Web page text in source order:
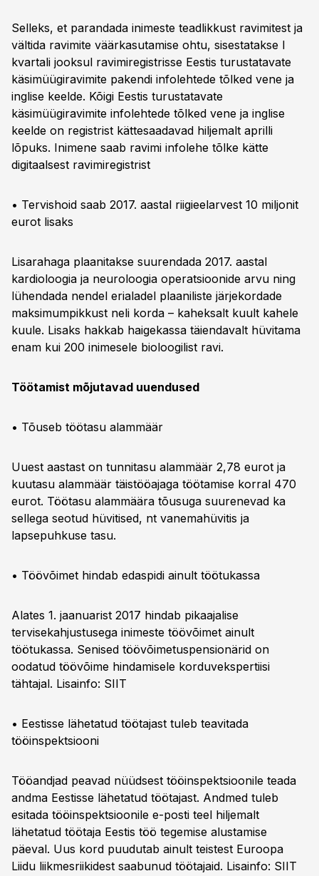
Selleks, et parandada inimeste teadlikkust ravimitest ja
vältida ravimite väärkasutamise ohtu, sisestatakse I
kvartali jooksul ravimiregistrisse Eestis turustatavate
käsimüügiravimite pakendi infolehtede tõlked vene ja
inglise keelde. Kõigi Eestis turustatavate
käsimüügiravimite infolehtede tõlked vene ja inglise
keelde on registrist kättesaadavad hiljemalt aprilli
lõpuks. Inimene saab ravimi infolehe tõlke kätte
digitaalsest ravimiregistrist
• Tervishoid saab 2017. aastal riigieelarvest 10 miljonit
eurot lisaks
Lisarahaga plaanitakse suurendada 2017. aastal
kardioloogia ja neuroloogia operatsioonide arvu ning
lühendada nendel erialadel plaaniliste järjekordade
maksimumpikkust neli korda – kaheksalt kuult kahele
kuule. Lisaks hakkab haigekassa täiendavalt hüvitama
enam kui 200 inimesele bioloogilist ravi.
Töötamist mõjutavad uuendused
• Tõuseb töötasu alammäär
Uuest aastast on tunnitasu alammäär 2,78 eurot ja
kuutasu alammäär täistööajaga töötamise korral 470
eurot. Töötasu alammäära tõusuga suurenevad ka
sellega seotud hüvitised, nt vanemahüvitis ja
lapsepuhkuse tasu.
• Töövõimet hindab edaspidi ainult töötukassa
Alates 1. jaanuarist 2017 hindab pikaajalise
tervisekahjustusega inimeste töövõimet ainult
töötukassa. Senised töövõimetuspensionärid on
oodatud töövõime hindamisele korduvekspertiisi
tähtajal. Lisainfo: SIIT
• Eestisse lähetatud töötajast tuleb teavitada
tööinspektsiooni
Tööandjad peavad nüüdsest tööinspektsioonile teada
andma Eestisse lähetatud töötajast. Andmed tuleb
esitada tööinspektsioonile e-posti teel hiljemalt
lähetatud töötaja Eestis töö tegemise alustamise
päeval. Uus kord puudutab ainult teistest Euroopa
Liidu liikmesriikidest saabunud töötajaid. Lisainfo: SIIT